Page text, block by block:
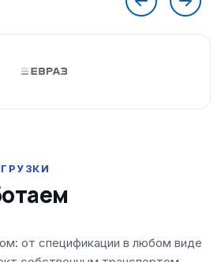
от спецификации в любом виде